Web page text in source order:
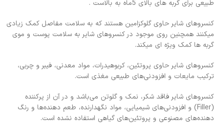
طبیعی برای گربه های بالای 5ماه به بالاست .
کنسروهای شایر حاوی گلوکزامین هستند که به سلامت مفاصل کمک زیادی
میکنند همچنین روی موجود در کنسروهای شایر به سلامت پوست و موی
گربه ها کمک ویژه ای میکند.
کنسروهای شایر حاوی پروتئین، کربوهیدرات، مواد معدنی، فیبر و چربی،
ترکیب مایعات و افزودنی‌های طبیعی مغذی است.
کنسروهای شایر فاقد شکر، نمک و گلوتن می‌باشد و در آن از پرکننده
(Filler) و افزودنی‌های شیمیایی، مواد نگهدارنده، طعم دهنده‌ها و رنگ
دهنده‌های مصنوعی و پروتئین‌های گیاهی استفاده نشده است.